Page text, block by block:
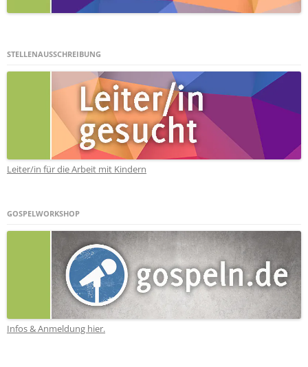
STELLENAUSSCHREIBUNG
Leiter/in für die Arbeit mit Kindern
GOSPELWORKSHOP
Infos & Anmeldung hier.